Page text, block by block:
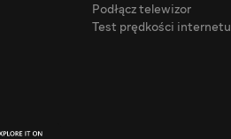
Podłącz telewizor
Test prędkości internetu